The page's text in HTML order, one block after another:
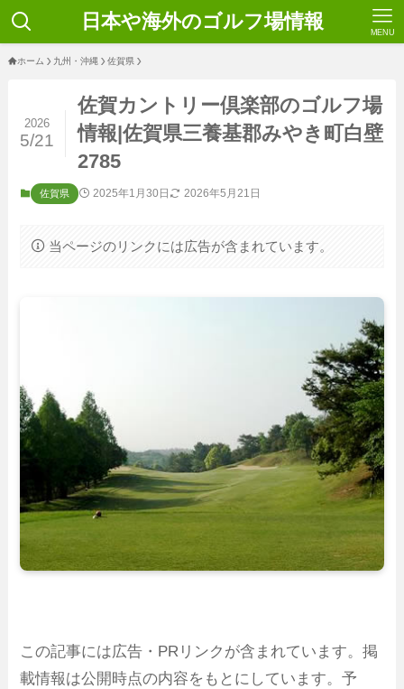
日本や海外のゴルフ場情報 MENU
ホーム 九州・沖縄 佐賀県
佐賀カントリー倶楽部のゴルフ場
情報|佐賀県三養基郡みやき町白壁
2785
2026
5/21
佐賀県 2025年1月30日 2026年5月21日
当ページのリンクには広告が含まれています。
この記事には広告・PRリンクが含まれています。掲
載情報は公開時点の内容をもとにしています。予